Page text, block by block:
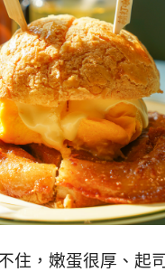
住，嫩蛋很厚、起